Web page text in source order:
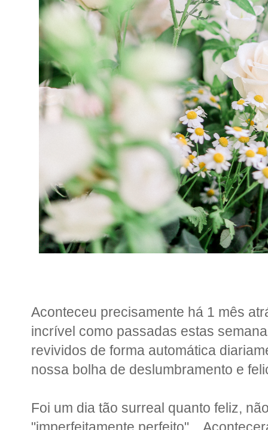
Aconteceu precisamente há 1 mês
incrível como passadas estas
revividos de forma automática
nossa bolha de deslumbramento e
Foi um dia tão surreal quanto feliz,